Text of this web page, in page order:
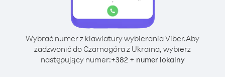
Wybrać numer z klawiatury wybierania Viber.Aby
zadzwonić do Czarnogóra z Ukraina, wybierz
następujący numer:+382+ numer lokalny